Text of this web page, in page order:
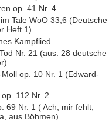
op. 41 Nr. 4
Tale WoO 33,6 (Deutsche
Heft 1)
Kampflied
Nr. 21 (aus: 28 deutsche
op. 10 Nr. 1 (Edward-
112 Nr. 2
69 Nr. 1 ( Ach, mir fehlt,
aus Böhmen)